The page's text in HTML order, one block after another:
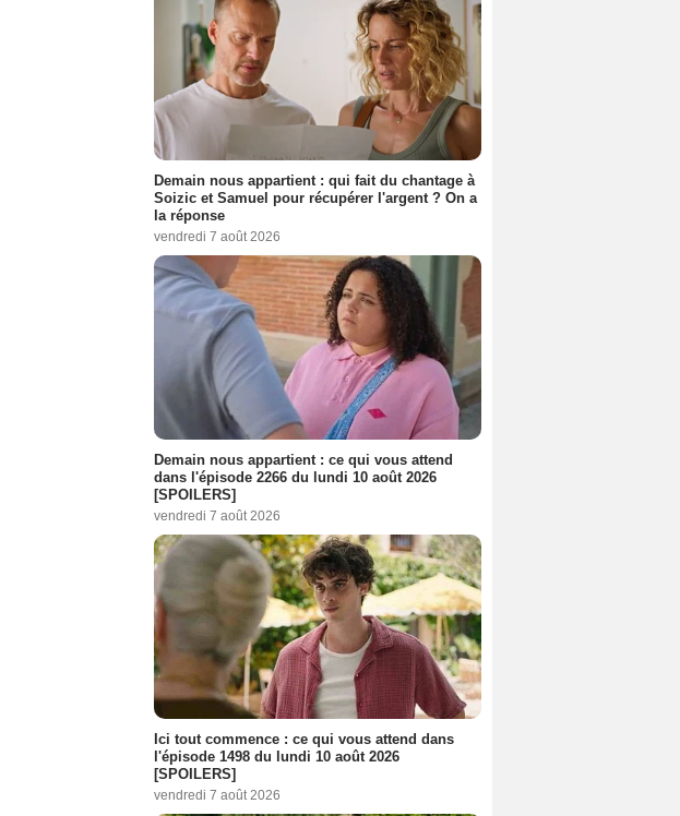
Demain nous appartient : qui fait du chantage à
Soizic et Samuel pour récupérer l'argent ? On a
la réponse
vendredi 7 août 2026
Demain nous appartient : ce qui vous attend
dans l'épisode 2266 du lundi 10 août 2026
[SPOILERS]
vendredi 7 août 2026
Ici tout commence : ce qui vous attend dans
l'épisode 1498 du lundi 10 août 2026
[SPOILERS]
vendredi 7 août 2026